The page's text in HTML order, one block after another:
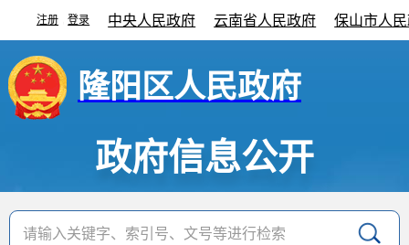
注册 登录 中央人民政府 云南省人民政府 保山市人
隆阳区人民政府
政府信息公开